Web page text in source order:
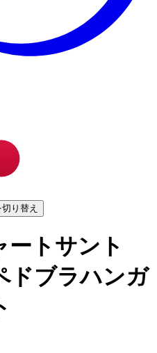
り替え
トサント
ドブラハンガ